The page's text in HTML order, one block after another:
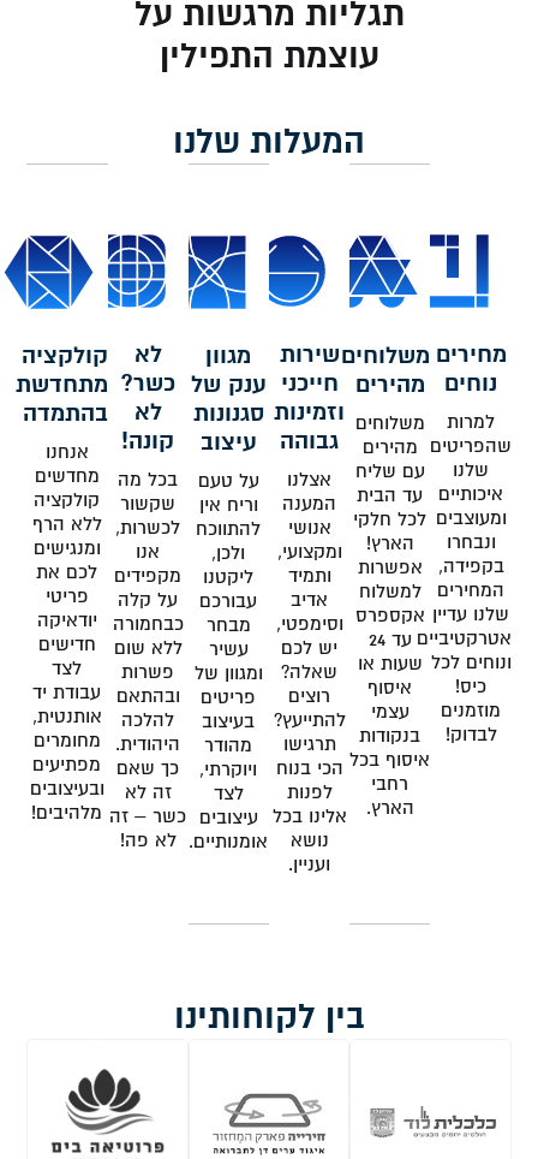
תגליות מרגשות על
עוצמת התפילין
המעלות שלנו
מחירים
נוחים
למרות
שהפריטים
שלנו
איכותיים
ומעוצבים
ונבחרו
בקפידה,
המחירים
שלנו עדיין
אטרקטיביים
ונוחים לכל
כיס!
מוזמנים
לבדוק!
משלוחים
מהירים
משלוחים
מהירים
עם שליח
עד הבית
לכל חלקי
הארץ!
אפשרות
למשלוח
אקספרס
עד 24
שעות או
איסוף
עצמי
בנקודות
איסוף בכל
רחבי
הארץ.
שירות
חייכני
וזמינות
גבוהה
אצלנו
המענה
אנושי
ומקצועי,
ותמיד
אדיב
וסימפטי,
יש לכם
שאלה?
רוצים
להתייעץ?
תרגישו
הכי בנוח
לפנות
אלינו בכל
נושא
ועניין.
מגוון
ענק של
סגנונות
עיצוב
על טעם
וריח אין
להתווכח
ולכן,
ליקטנו
עבורכם
מבחר
עשיר
ומגוון של
פריטים
בעיצוב
מהודר
ויוקרתי,
לצד
עיצובים
אומנותיים.
לא
כשר?
לא
קונה!
בכל מה
שקשור
לכשרות,
אנו
מקפידים
על קלה
כבחמורה
ללא שום
פשרות
ובהתאם
להלכה
היהודית.
כך שאם
זה לא
כשר – זה
לא פה!
קולקציה
מתחדשת
בהתמדה
אנחנו
מחדשים
קולקציה
ללא הרף
ומנגישים
לכם את
פריטי
יודאיקה
חדישים
לצד
עבודת יד
אותנטית,
מחומרים
מפתיעים
ובעיצובים
מלהיבים!
בין לקוחותינו